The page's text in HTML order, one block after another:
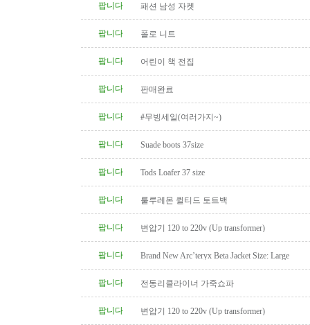
팝니다 패션 남성 자켓
팝니다 폴로 니트
팝니다 어린이 책 전집
팝니다 판매완료
팝니다 #무빙세일(여러가지~)
팝니다 Suade boots 37size
팝니다 Tods Loafer 37 size
팝니다 룰루레몬 퀼티드 토트백
팝니다 변압기 120 to 220v (Up transformer)
팝니다 Brand New Arc’teryx Beta Jacket Size: Large
팝니다 전동리클라이너 가죽쇼파
팝니다 변압기 120 to 220v (Up transformer)